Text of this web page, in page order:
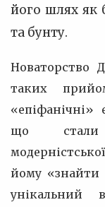
його шлях як
та бунту.
Новаторство
таких
«епіфанічні»
що стали
йому «знайти
унікальний